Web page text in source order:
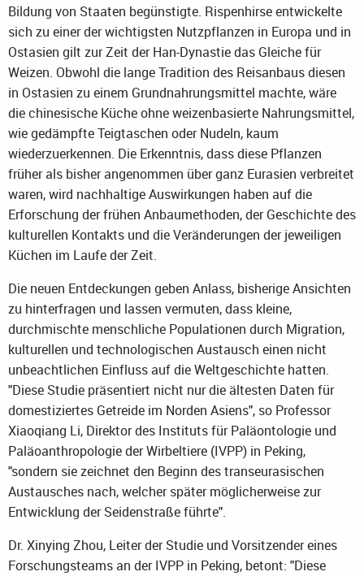
Bildung von Staaten begünstigte. Rispenhirse entwickelte
sich zu einer der wichtigsten Nutzpflanzen in Europa und in
Ostasien gilt zur Zeit der Han-Dynastie das Gleiche für
Weizen. Obwohl die lange Tradition des Reisanbaus diesen
in Ostasien zu einem Grundnahrungsmittel machte, wäre
die chinesische Küche ohne weizenbasierte Nahrungsmittel,
wie gedämpfte Teigtaschen oder Nudeln, kaum
wiederzuerkennen. Die Erkenntnis, dass diese Pflanzen
früher als bisher angenommen über ganz Eurasien verbreitet
waren, wird nachhaltige Auswirkungen haben auf die
Erforschung der frühen Anbaumethoden, der Geschichte des
kulturellen Kontakts und die Veränderungen der jeweiligen
Küchen im Laufe der Zeit.
Die neuen Entdeckungen geben Anlass, bisherige Ansichten
zu hinterfragen und lassen vermuten, dass kleine,
durchmischte menschliche Populationen durch Migration,
kulturellen und technologischen Austausch einen nicht
unbeachtlichen Einfluss auf die Weltgeschichte hatten.
"Diese Studie präsentiert nicht nur die ältesten Daten für
domestiziertes Getreide im Norden Asiens", so Professor
Xiaoqiang Li, Direktor des Instituts für Paläontologie und
Paläoanthropologie der Wirbeltiere (IVPP) in Peking,
"sondern sie zeichnet den Beginn des transeurasischen
Austausches nach, welcher später möglicherweise zur
Entwicklung der Seidenstraße führte".
Dr. Xinying Zhou, Leiter der Studie und Vorsitzender eines
Forschungsteams an der IVPP in Peking, betont: "Diese